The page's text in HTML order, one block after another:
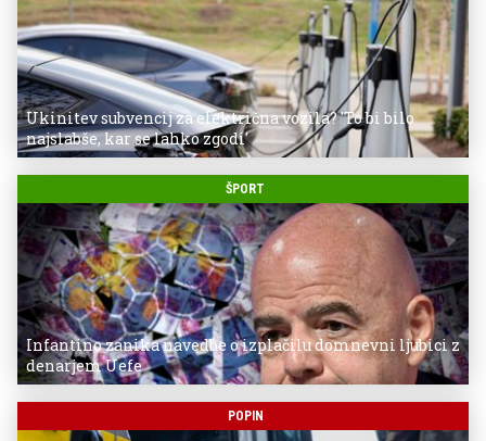
Ukinitev subvencij za električna vozila? 'To bi bilo
najslabše, kar se lahko zgodi'
ŠPORT
Infantino zanika navedbe o izplačilu domnevni ljubici z
denarjem Uefe
POPIN